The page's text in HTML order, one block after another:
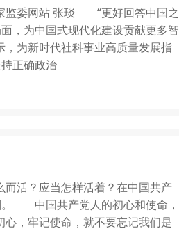
监委网站 张琰 “更好回答中国之
，为中国式现代化建设贡献更多智
为新时代社科事业高质量发展指
正确政治
活？应当怎样活着？在中国共产
。 中国共产党人的初心和使命，
，牢记使命，就不要忘记我们是